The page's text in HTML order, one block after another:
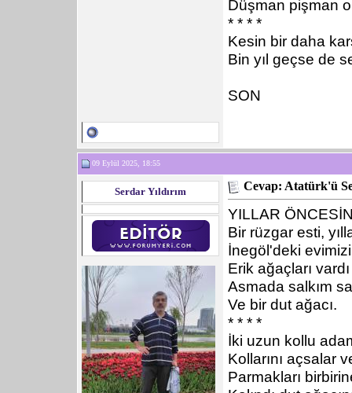
Düşman pişman
* * * *
Kesin bir daha
Bin yıl geçse de
SON
09 Eylül 2025, 18:55
Serdar Yıldırım Cevap: Atatürk'ü
YILLAR
Bir rüzgar esti,
İnegöl'deki
Erik ağaçları
Asmada salkım
Ve bir dut ağacı.
* * * *
İki uzun kollu
Kollarını açsalar
Parmakları